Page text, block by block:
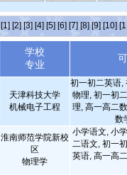
[1] [2] [3] [4] [5] [6] [7] [8] [9] [10]
学校
专业
天津科技大学
机械电子工程
初一初二英语,
物理, 初一初
理, 高一高二
数
淮南师范学院新校
区
物理学
小学语文, 小
二语文, 初一
英语, 高一高